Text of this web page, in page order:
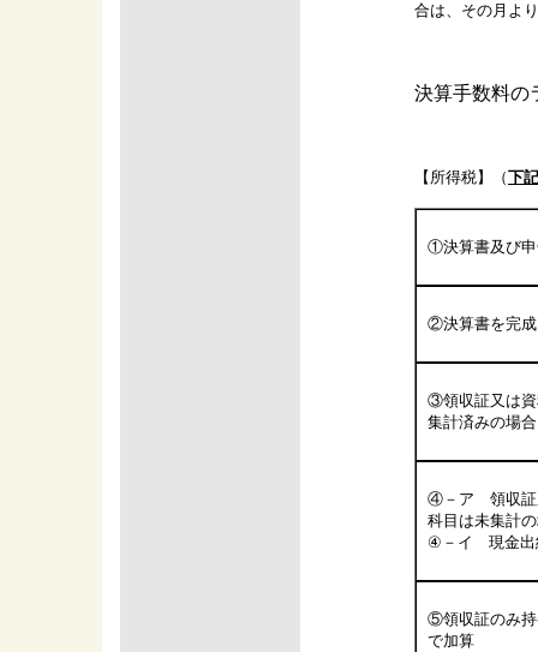
合は、その月よ
決算手数料の
【所得税】（下
①決算書及び申
②決算書を完成
③領収証又は資
集計済みの場合
④－ア 領収証
科目は未集計
④－イ 現金出
⑤領収証のみ持
で加算